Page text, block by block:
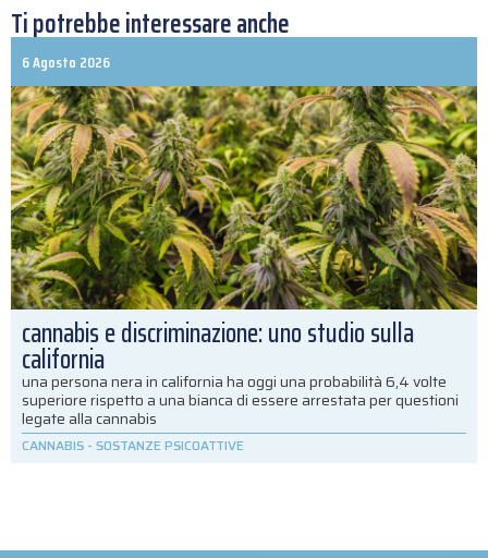
Ti potrebbe interessare anche
6 Agosto 2026
cannabis e discriminazione: uno studio sulla
california
una persona nera in california ha oggi una probabilità 6,4 volte
superiore rispetto a una bianca di essere arrestata per questioni
legate alla cannabis
CANNABIS - SOSTANZE PSICOATTIVE